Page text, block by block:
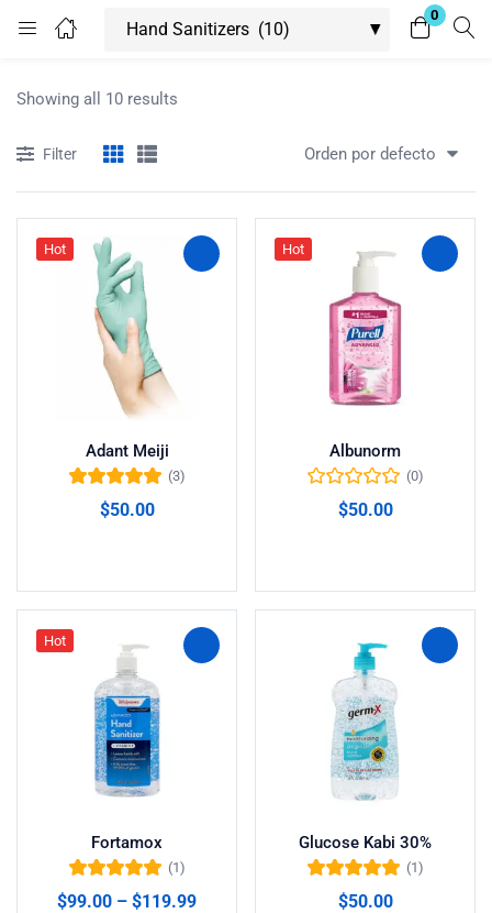
0
Login
Remember me Lost password?
Showing all 10 results
Filter Orden por defecto
Hot
Adant Meiji
de 5
(3)
$50.00
Hot
Albunorm
(0)
$50.00
Hot
Fortamox
5.00de 5
(1)
$99.00 – $119.99
Glucose Kabi 30%
de 5
(1)
$50.00